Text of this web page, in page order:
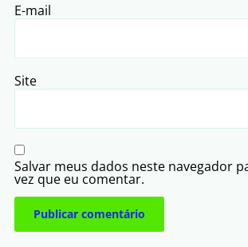
E-mail
Site
Salvar meus dados neste navegador
vez que eu comentar.